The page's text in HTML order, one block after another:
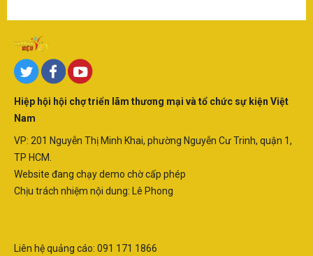
Hiệp hội hội chợ triển lãm thương mại và tổ chức sự kiện Việt
Nam
VP: 201 Nguyễn Thị Minh Khai, phường Nguyễn Cư Trinh, quận 1,
TP HCM.
Website đang chạy demo chờ cấp phép
Chịu trách nhiệm nội dung: Lê Phong
Liên hệ quảng cáo: 091 171 1866